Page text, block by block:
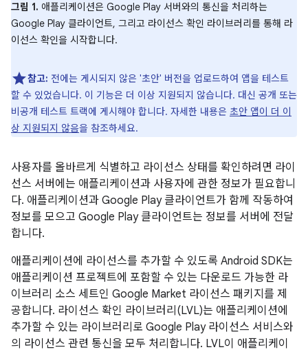
그림 1. 애플리케이션은 Google Play 서버와의 통신을 처리하는
Google Play 클라이언트, 그리고 라이선스 확인 라이브러리를 통해 라
이선스 확인을 시작합니다.
참고: 전에는 게시되지 않은 '초안' 버전을 업로드하여 앱을 테스트
할 수 있었습니다. 이 기능은 더 이상 지원되지 않습니다. 대신 공개 또는
비공개 테스트 트랙에 게시해야 합니다. 자세한 내용은 초안 앱이 더 이
상 지원되지 않음을 참조하세요.
사용자를 올바르게 식별하고 라이선스 상태를 확인하려면 라이
선스 서버에는 애플리케이션과 사용자에 관한 정보가 필요합니
다. 애플리케이션과 Google Play 클라이언트가 함께 작동하여
정보를 모으고 Google Play 클라이언트는 정보를 서버에 전달
합니다.
애플리케이션에 라이선스를 추가할 수 있도록 Android SDK는
애플리케이션 프로젝트에 포함할 수 있는 다운로드 가능한 라
이브러리 소스 세트인 Google Market 라이선스 패키지를 제
공합니다. 라이선스 확인 라이브러리(LVL)는 애플리케이션에
추가할 수 있는 라이브러리로 Google Play 라이선스 서비스와
의 라이선스 관련 통신을 모두 처리합니다. LVL이 애플리케이